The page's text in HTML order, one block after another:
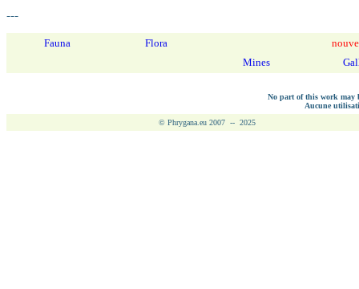
---
Fauna Flora
Mines
No part of this work may
Aucune
© Phrygana.eu 2007 -- 2025